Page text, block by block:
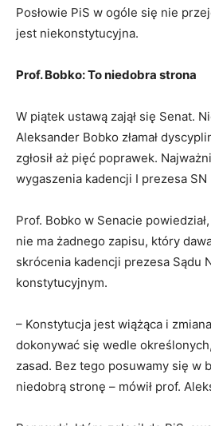
Posłowie PiS w ogóle się nie
jest niekonstytucyjna.
Prof. Bobko: To niedobra strona
W piątek ustawą zajął się Senat.
Aleksander Bobko złamał
zgłosił aż pięć poprawek.
wygaszenia kadencji I prezesa SN
Prof. Bobko w Senacie
nie ma żadnego zapisu, który
skrócenia kadencji prezesa Sądu
konstytucyjnym.
– Konstytucja jest wiążąca i
dokonywać się wedle
zasad. Bez tego posuwamy się w
niedobrą stronę – mówił prof.